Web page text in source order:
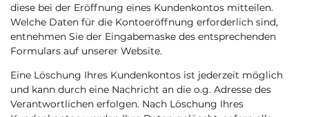
diese bei der Eröffnung eines Kundenkontos mitteilen.
Welche Daten für die Kontoeröffnung erforderlich sind,
entnehmen Sie der Eingabemaske des entsprechenden
Formulars auf unserer Website.
Eine Löschung Ihres Kundenkontos ist jederzeit möglich
und kann durch eine Nachricht an die o.g. Adresse des
Verantwortlichen erfolgen. Nach Löschung Ihres